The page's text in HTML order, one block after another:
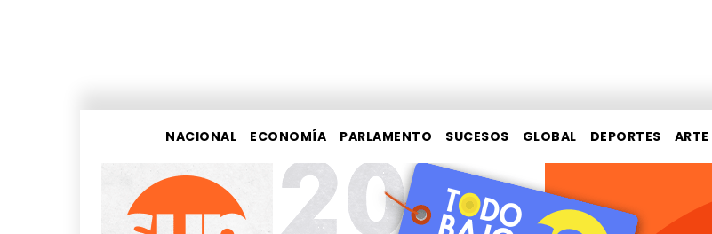
NACIONAL ECONOMÍA PARLAMENTO SUCESOS GLOBAL DEPORTES ARTE